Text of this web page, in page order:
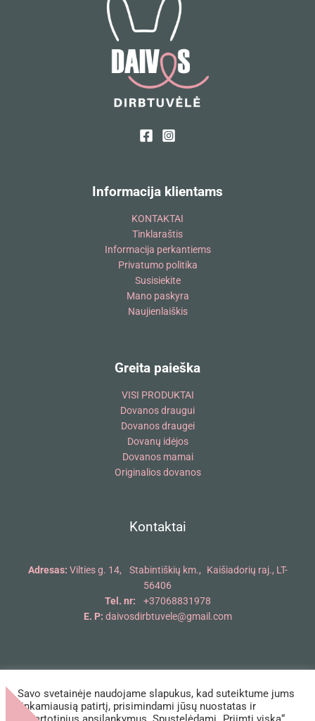
Informacija klientams
KONTAKTAI
Tinklaraštis
Informacija perkantiems
Privatumo politika
Susisiekite
Mano paskyra
Naujienlaiškis
Greita paieška
VISI PRODUKTAI
Dovanos draugui
Dovanos draugei
Dovanų idėjos
Dovanos mamai
Originalios dovanos
Kontaktai
Adresas: Vilties g. 14, Stabintiškių km., Kaišiadorių raj., LT-
56406
Tel. nr:
+37068831978
E. P: daivosdirbtuvele@gmail.com
Copyright © 2018 - 2026 Daivos dirbtuvėlė | Powered by Daivos
dirbtuvėlė
Savo svetainėje naudojame slapukus, kad suteiktume jums
tinkamiausią patirtį, prisimindami jūsų nuostatas ir